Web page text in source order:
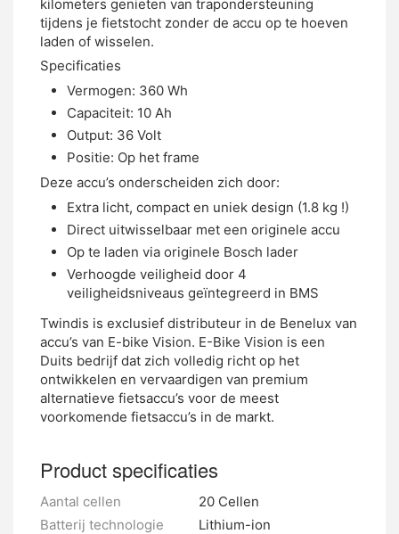
kilometers genieten van trapondersteuning
tijdens je fietstocht zonder de accu op te hoeven
laden of wisselen.
Specificaties
Vermogen: 360 Wh
Capaciteit: 10 Ah
Output: 36 Volt
Positie: Op het frame
Deze accu’s onderscheiden zich door:
Extra licht, compact en uniek design (1.8 kg !)
Direct uitwisselbaar met een originele accu
Op te laden via originele Bosch lader
Verhoogde veiligheid door 4
veiligheidsniveaus geïntegreerd in BMS
Twindis is exclusief distributeur in de Benelux van
accu’s van E-bike Vision. E-Bike Vision is een
Duits bedrijf dat zich volledig richt op het
ontwikkelen en vervaardigen van premium
alternatieve fietsaccu’s voor de meest
voorkomende fietsaccu’s in de markt.
Product specificaties
Aantal cellen
20 Cellen
Batterij technologie
Lithium-ion